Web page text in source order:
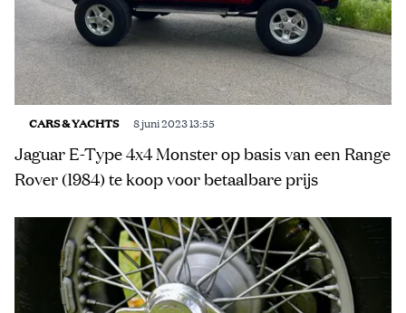
CARS & YACHTS 8 juni 2023 13:55
Jaguar E-Type 4x4 Monster op basis van een Range
Rover (1984) te koop voor betaalbare prijs